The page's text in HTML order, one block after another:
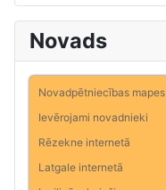
Novads
Novadpētniecības mapes
Ievērojami novadnieki
Rēzekne internetā
Latgale internetā